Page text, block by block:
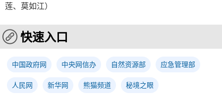
莲、莫如江）
快速入口
中国政府网 中央网信办 自然资源部 应急管理部
人民网 新华网 熊猫频道 秘境之眼